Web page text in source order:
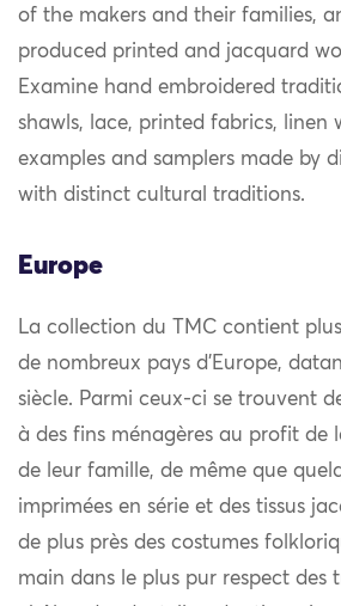
of the makers and their families,
produced printed and jacquard
Examine hand embroidered
shawls, lace, printed fabrics, linen
examples and samplers made by
with distinct cultural traditions.
Europe
La collection du TMC contient
de nombreux pays d’Europe,
siècle. Parmi ceux-ci se trouvent
à des fins ménagères au profit de
de leur famille, de même que
imprimées en série et des tissus
de plus près des costumes
main dans le plus pur respect des